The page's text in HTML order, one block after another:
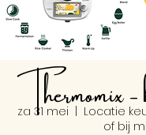
Thermomix
za 31 mei
Locatie
of bij